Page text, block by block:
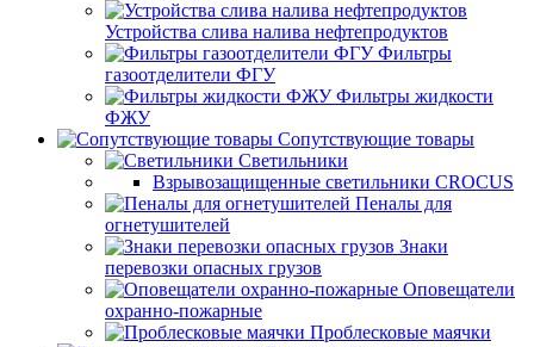
Устройства слива налива нефтепродуктов
Фильтры
газоотделители ФГУ
Фильтры жидкости
ФЖУ
Сопутствующие товары
Светильники
Взрывозащищенные светильники CROCUS
Пеналы для
огнетушителей
Знаки
перевозки опасных грузов
Оповещатели
охранно-пожарные
Проблесковые маячки